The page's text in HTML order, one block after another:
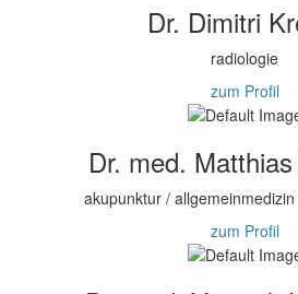
Dr. Dimitri
radiologie
zum Profil
Dr. med.
akupunktur /
zum Profil